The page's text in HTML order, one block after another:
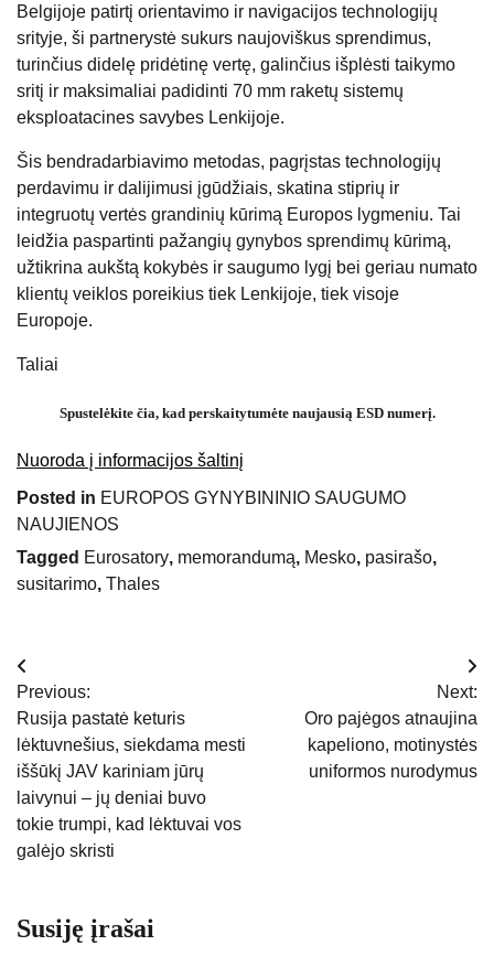
Belgijoje patirtį orientavimo ir navigacijos technologijų
srityje, ši partnerystė sukurs naujoviškus sprendimus,
turinčius didelę pridėtinę vertę, galinčius išplėsti taikymo
sritį ir maksimaliai padidinti 70 mm raketų sistemų
eksploatacines savybes Lenkijoje.
Šis bendradarbiavimo metodas, pagrįstas technologijų
perdavimu ir dalijimusi įgūdžiais, skatina stiprių ir
integruotų vertės grandinių kūrimą Europos lygmeniu. Tai
leidžia paspartinti pažangių gynybos sprendimų kūrimą,
užtikrina aukštą kokybės ir saugumo lygį bei geriau numato
klientų veiklos poreikius tiek Lenkijoje, tiek visoje
Europoje.
Taliai
Spustelėkite čia, kad perskaitytumėte naujausią ESD numerį.
Nuoroda į informacijos šaltinį
Posted in EUROPOS GYNYBININIO SAUGUMO
NAUJIENOS
Tagged Eurosatory, memorandumą, Mesko, pasirašo,
susitarimo, Thales
Navigacija
tarp
įrašų
Previous:
Rusija pastatė keturis
lėktuvnešius, siekdama mesti
iššūkį JAV kariniam jūrų
laivynui – jų deniai buvo
tokie trumpi, kad lėktuvai vos
galėjo skristi
Next:
Oro pajėgos atnaujina
kapeliono, motinystės
uniformos nurodymus
Susiję įrašai